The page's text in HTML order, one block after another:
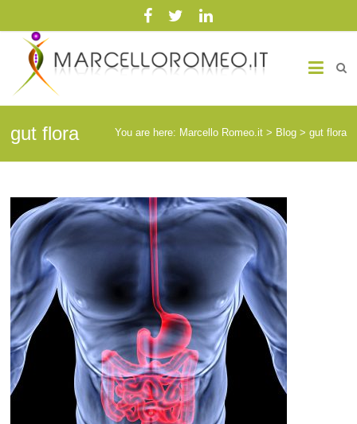
Marcello Romeo.it
Medicina Biointegrata
gut flora You are here: Marcello Romeo.it> Blog> gut flora